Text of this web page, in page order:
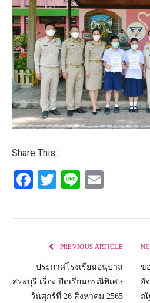
Share This :
Facebook
Twitter
Line
PREVIOUS ARTICLE
ประกาศโรงเรียนอนุบาล
สระบุรี เรื่อง ปิดเรียนกรณีพิเศษ
วันศุกร์ที่ 26 สิงหาคม 2565
ข
อั
ณั